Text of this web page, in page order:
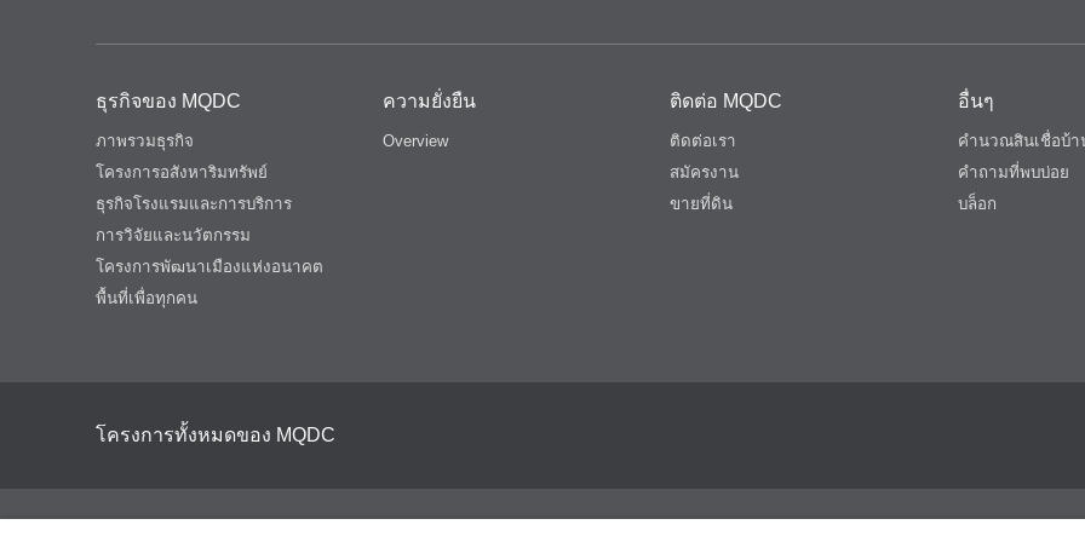
ธุรกิจของ MQDC
ภาพรวมธุรกิจ
โครงการอสังหาริมทรัพย์
ธุรกิจโรงแรมและการบริการ
การวิจัยและนวัตกรรม
โครงการพัฒนาเมืองแห่งอนาคต
พื้นที่เพื่อทุกคน
ความยั่งยืน
Overview
ติดต่อ MQDC
ติดต่อเรา
สมัครงาน
ขายที่ดิน
อื่นๆ
คำนวณสินเชื่อบ้า
คำถามที่พบบ่อย
บล็อก
โครงการทั้งหมดของ MQDC